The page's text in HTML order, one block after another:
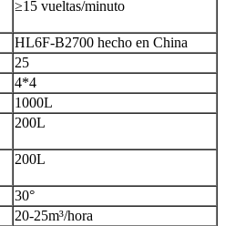
≥15 vueltas/minuto
HL6F-B2700 hecho en China
25
4*4
1000L
200L
200L
30°
20-25m³/hora